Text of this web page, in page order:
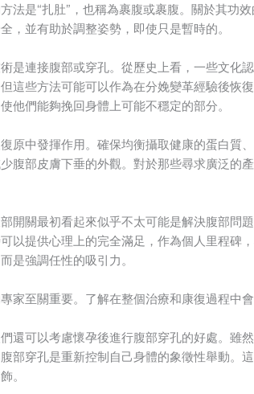
法是“扎肚”，也稱為裹腹或裹腹。關於其功
，並有助於調整姿勢，即使只是暫時的。
是連接腹部或穿孔。從歷史上看，一些文
這些方法可能可以作為在分娩變革經驗後恢
他們能夠挽回身體上可能不穩定的部分。
原中發揮作用。確保均衡攝取健康的蛋白
腹部皮膚下垂的外觀。對於那些尋求廣泛
開關最初看起來似乎不太可能是解決腹部問
以提供心理上的完全滿足，作為個人里程碑
是強調任性的吸引力。
家至關重要。了解在整個治療和康復過程中
還可以考慮懷孕後進行腹部穿孔的好處。
部穿孔是重新控制自己身體的象徵性舉動
。